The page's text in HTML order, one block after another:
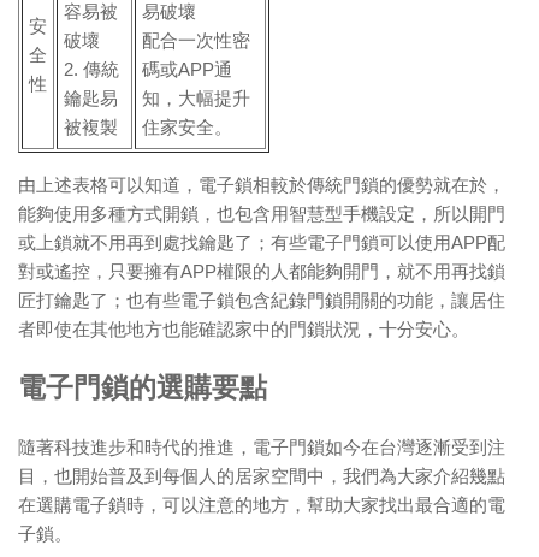
安
全
性
容易被
破壞
2. 傳統
鑰匙易
被複製
易破壞
配合一次性密
碼或APP通
知，大幅提升
住家安全。
由上述表格可以知道，電子鎖相較於傳統門鎖的優勢就在於，
能夠使用多種方式開鎖，也包含用智慧型手機設定，所以開門
或上鎖就不用再到處找鑰匙了；有些電子門鎖可以使用APP配
對或遙控，只要擁有APP權限的人都能夠開門，就不用再找鎖
匠打鑰匙了；也有些電子鎖包含紀錄門鎖開關的功能，讓居住
者即使在其他地方也能確認家中的門鎖狀況，十分安心。
電子門鎖的選購要點
隨著科技進步和時代的推進，電子門鎖如今在台灣逐漸受到注
目，也開始普及到每個人的居家空間中，我們為大家介紹幾點
在選購電子鎖時，可以注意的地方，幫助大家找出最合適的電
子鎖。